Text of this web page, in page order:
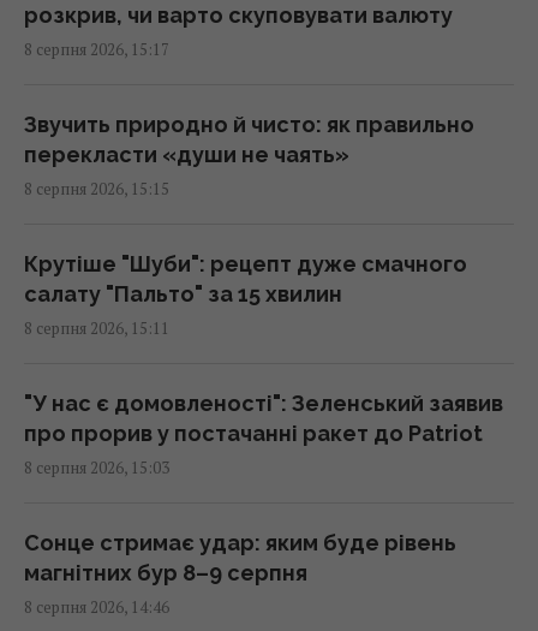
США щомісяця постачатимуть Україні
ракети для Patriot, - Зеленський
Лідер "Ногу свело!" назвав причину приїзду
в Україну та виправдався за концерти в
14:40 субота, 08 серпня 2026
Вучич заявив, що не бачить шляхів для
14:32 субота, 08 серпня 2026
"Королева": Сумська напередодні 60-річчя
14:31 субота, 08 серпня 2026
В Україні може виникнути серйозний
розкрив, чи варто скуповувати валюту
8 серпня 2026, 15:17
Звучить природно й чисто: як правильно
перекласти «души не чаять»
8 серпня 2026, 15:15
Крутіше "Шуби": рецепт дуже смачного
салату "Пальто" за 15 хвилин
8 серпня 2026, 15:11
"У нас є домовленості": Зеленський заявив
про прорив у постачанні ракет до Patriot
8 серпня 2026, 15:03
Сонце стримає удар: яким буде рівень
магнітних бур 8–9 серпня
8 серпня 2026, 14:46